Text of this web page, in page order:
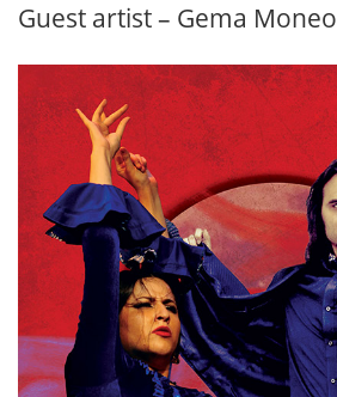
Guest artist – Gema Moneo